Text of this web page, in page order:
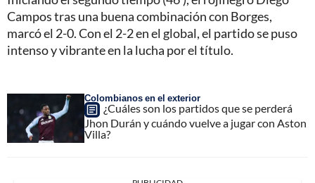
Campos tras una buena combinación con Borges,
marcó el 2-0. Con el 2-2 en el global, el partido se puso
intenso y vibrante en la lucha por el título.
Colombianos en el exterior
¿Cuáles son los partidos que se perderá
Jhon Durán y cuándo vuelve a jugar con Aston
Villa?